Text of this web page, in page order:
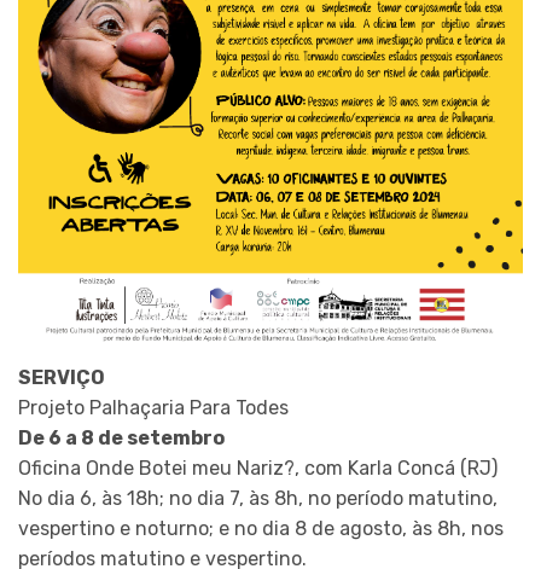
SERVIÇO
Projeto Palhaçaria Para Todes
De 6 a 8 de setembro
Oficina Onde Botei meu Nariz?, com Karla Concá (RJ)
No dia 6, às 18h; no dia 7, às 8h, no período matutino,
vespertino e noturno; e no dia 8 de agosto, às 8h, nos
períodos matutino e vespertino.